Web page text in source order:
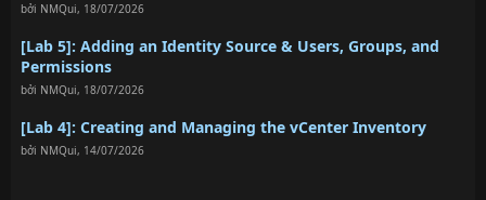
bởi NMQui, 18/07/2026
[Lab 5]: Adding an Identity Source & Users, Groups, and
Permissions
bởi NMQui, 18/07/2026
[Lab 4]: Creating and Managing the vCenter Inventory
bởi NMQui, 14/07/2026